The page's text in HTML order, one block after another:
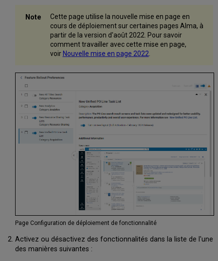
Cette page utilise la nouvelle mise en page en
cours de déploiement sur certaines pages Alma, à
partir de la version d'août 2022. Pour savoir
comment travailler avec cette mise en page,
voir Nouvelle mise en page 2022
Page Configuration de déploiement de fonctionnalité
Activez ou désactivez des fonctionnalités dans la liste de l'une
des manières suivantes :